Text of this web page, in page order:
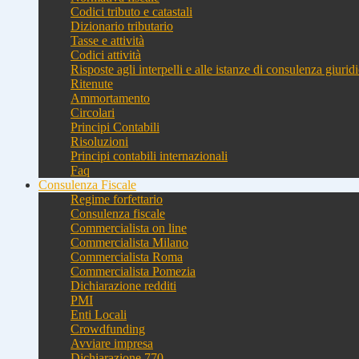
Codici tributo e catastali
Dizionario tributario
Tasse e attività
Codici attività
Risposte agli interpelli e alle istanze di consulenza
Ritenute
Ammortamento
Circolari
Principi Contabili
Risoluzioni
Principi contabili internazionali
Faq
Consulenza Fiscale
Regime forfettario
Consulenza fiscale
Commercialista on line
Commercialista Milano
Commercialista Roma
Commercialista Pomezia
Dichiarazione redditi
PMI
Enti Locali
Crowdfunding
Avviare impresa